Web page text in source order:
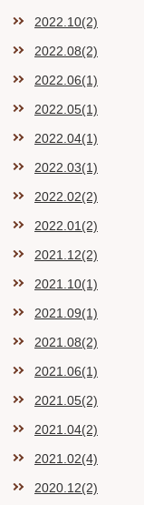
2022.10(2)
2022.08(2)
2022.06(1)
2022.05(1)
2022.04(1)
2022.03(1)
2022.02(2)
2022.01(2)
2021.12(2)
2021.10(1)
2021.09(1)
2021.08(2)
2021.06(1)
2021.05(2)
2021.04(2)
2021.02(4)
2020.12(2)